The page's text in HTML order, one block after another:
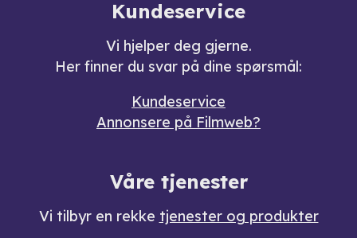
Kundeservice
Vi hjelper deg gjerne.
Her finner du svar på dine spørsmål:
Kundeservice
Annonsere på Filmweb?
Våre tjenester
Vi tilbyr en rekke tjenester og produkter